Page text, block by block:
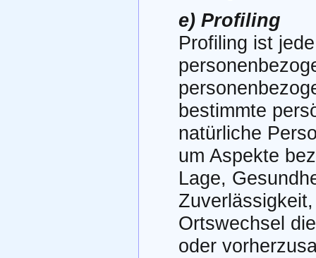
e) Profiling
Profiling ist
bestimmte
natürliche
um Aspekte
Lage,
Ortswechsel
oder